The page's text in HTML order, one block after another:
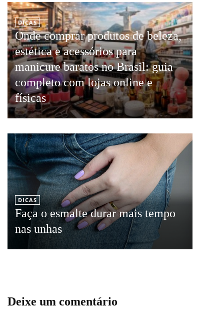
DICAS
Onde comprar produtos de beleza,
estética e acessórios para
manicure baratos no Brasil: guia
completo com lojas online e
físicas
DICAS
Faça o esmalte durar mais tempo
nas unhas
Deixe um comentário